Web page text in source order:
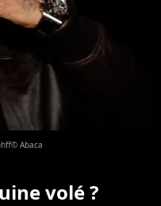
Abaca
volé ?